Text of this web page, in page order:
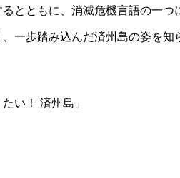
とともに、消滅危機言語の一
一歩踏み込んだ済州島の姿を知